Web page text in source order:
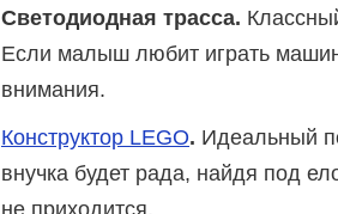
Светодиодная трасса.
Если малыш любит играть
внимания.
Конструктор LEGO. Идеальный
внучка будет рада, найдя под
не приходится.